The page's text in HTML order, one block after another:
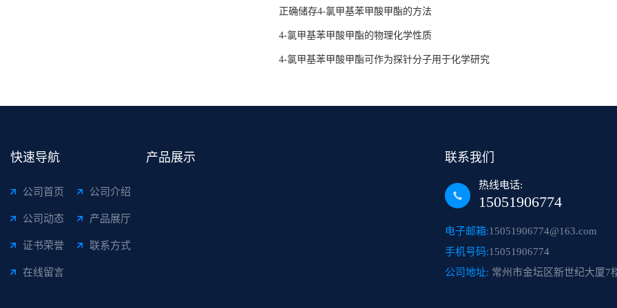
正确储存4-氯甲基苯甲酸甲酯的方法
4-氯甲基苯甲酸甲酯的物理化学性质
4-氯甲基苯甲酸甲酯可作为探针分子用于化学研究
快速导航
公司首页 公司介绍
公司动态 产品展厅
证书荣誉 联系方式
在线留言
产品展示 联系我们
热线电话:
15051906774
电子邮箱:15051906774@163.com
手机号码:15051906774
公司地址: 常州市金坛区新世纪大厦7